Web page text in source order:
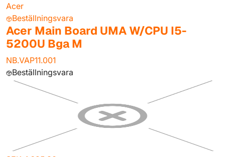
Acer
Beställningsvara
Acer Main Board UMA W/CPU I5-
5200U Bga M
NB.VAP11.001
Beställningsvara